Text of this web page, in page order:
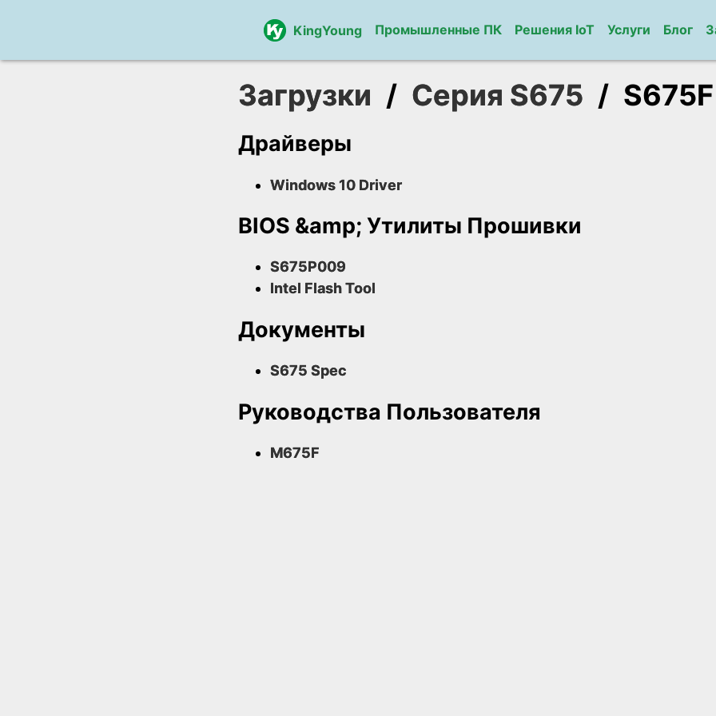
KingYoung Промышленные ПК Решения IoT Услуги Блог
Загрузки / Серия S675 / S675F
Драйверы
Windows 10 Driver
BIOS &amp; Утилиты Прошивки
S675P009
Intel Flash Tool
Документы
S675 Spec
Руководства Пользователя
M675F